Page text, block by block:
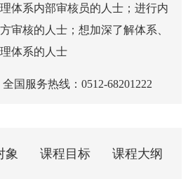
体系内部审核员的人士；进行内
审核的人士；想加深了解体系、
体系的人士
全国服务热线：0512-68201222
象 课程目标 课程大纲